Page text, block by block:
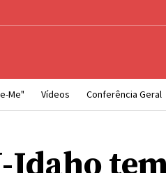
Me" Vídeos Conferência Geral